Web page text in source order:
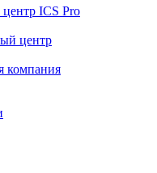
ICS Pro
центр
компания